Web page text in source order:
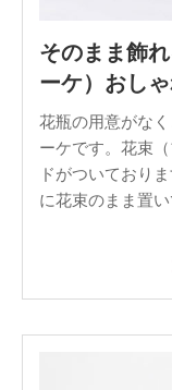
そのまま飾
ーケ）おし
花瓶の用意がな
ーケです。花束
ドがついており
に花束のまま置